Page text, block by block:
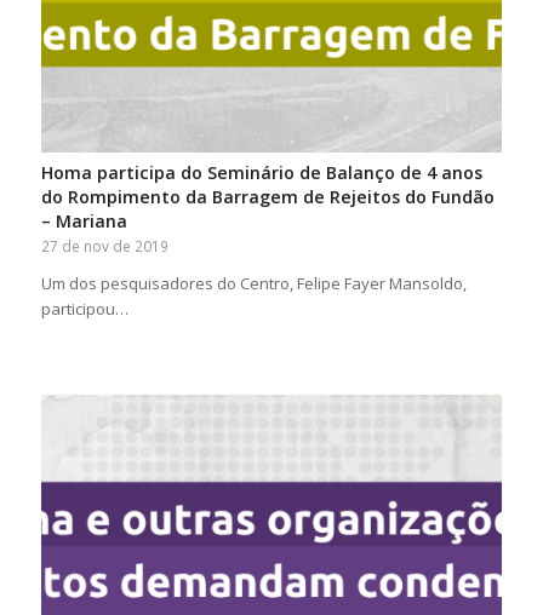
Homa participa do Seminário de Balanço de 4 anos
do Rompimento da Barragem de Rejeitos do Fundão
– Mariana
27 de nov de 2019
Um dos pesquisadores do Centro, Felipe Fayer Mansoldo,
participou…